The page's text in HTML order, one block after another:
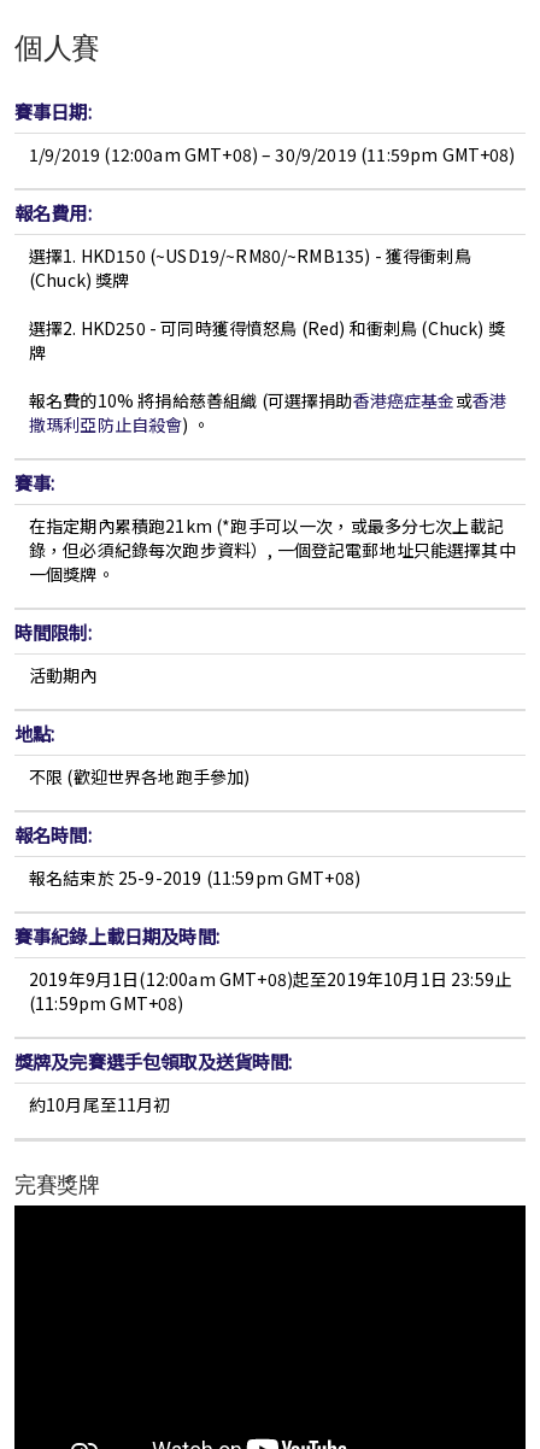
個人賽
賽事日期:
1/9/2019 (12:00am GMT+08) – 30/9/2019 (11:59pm GMT+08)
報名費用:
選擇1. HKD150 (~USD19/~RM80/~RMB135) - 獲得衝剌鳥
(Chuck) 獎牌
選擇2. HKD250 - 可同時獲得憤怒鳥 (Red) 和衝剌鳥 (Chuck) 獎
牌
報名費的10% 將捐給慈善組織 (可選擇捐助香港癌症基金或香港
撒瑪利亞防止自殺會) 。
賽事:
在指定期內累積跑21km (*跑手可以一次，或最多分七次上載記
錄，但必須紀錄每次跑步資料）, 一個登記電郵地址只能選擇其中
一個獎牌。
時間限制:
活動期內
地點:
不限 (歡迎世界各地跑手參加)
報名時間:
報名結束於 25-9-2019 (11:59pm GMT+08)
賽事紀錄上載日期及時間:
2019年9月1日(12:00am GMT+08)起至2019年10月1日 23:59止
(11:59pm GMT+08)
獎牌及完賽選手包領取及送貨時間:
約10月尾至11月初
完賽獎牌